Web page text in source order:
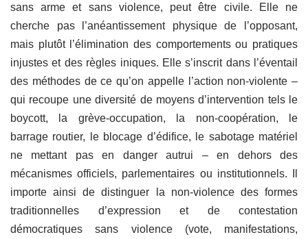
sans arme et sans violence, peut être civile. Elle ne
cherche pas l’anéantissement physique de l’opposant,
mais plutôt l’élimination des comportements ou pratiques
injustes et des règles iniques. Elle s’inscrit dans l’éventail
des méthodes de ce qu’on appelle l’action non-violente –
qui recoupe une diversité de moyens d’intervention tels le
boycott, la grève-occupation, la non-coopération, le
barrage routier, le blocage d’édifice, le sabotage matériel
ne mettant pas en danger autrui – en dehors des
mécanismes officiels, parlementaires ou institutionnels. Il
importe ainsi de distinguer la non-violence des formes
traditionnelles d’expression et de contestation
démocratiques sans violence (vote, manifestations,